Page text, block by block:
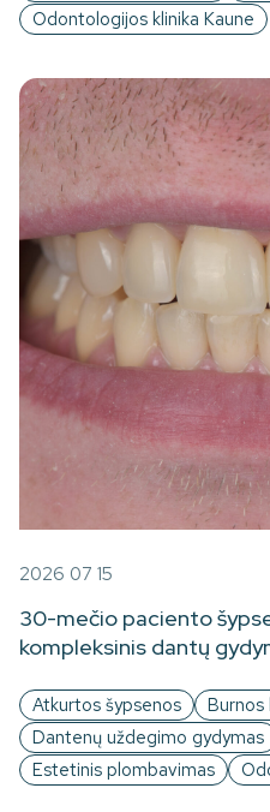
Odontologijos klinika Kaune
2026 07 15
30-mečio paciento
kompleksinis dantų
Atkurtos šypsenos
Burnos
Dantenų uždegimo gydymas
Estetinis plombavimas